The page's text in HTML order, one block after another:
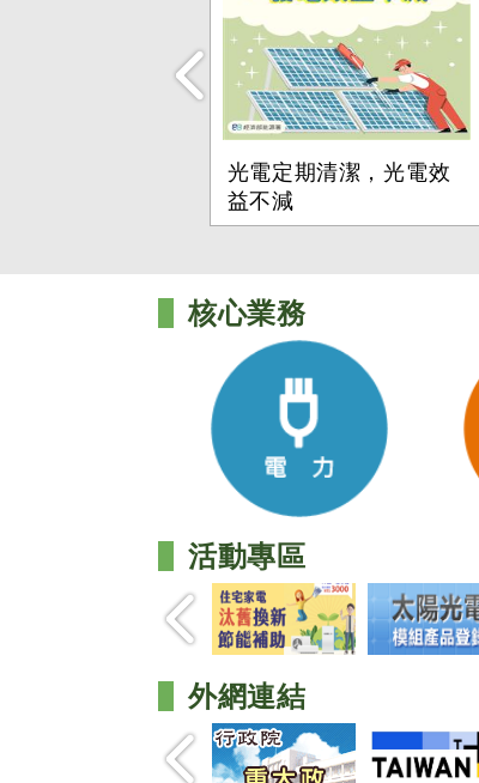
光電定期清潔，光電效
益不減
核心業務
活動專區
外網連結